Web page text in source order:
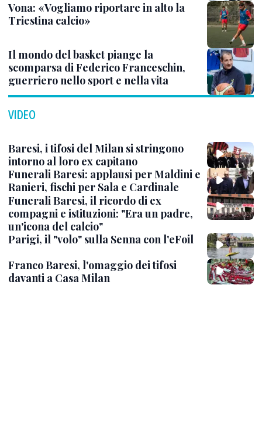
Vona: «Vogliamo riportare in alto la
Triestina calcio»
Il mondo del basket piange la
scomparsa di Federico Franceschin,
guerriero nello sport e nella vita
VIDEO
Baresi, i tifosi del Milan si stringono
intorno al loro ex capitano
Funerali Baresi: applausi per Maldini e
Ranieri, fischi per Sala e Cardinale
Funerali Baresi, il ricordo di ex
compagni e istituzioni: "Era un padre,
un'icona del calcio"
Parigi, il "volo" sulla Senna con l'eFoil
Franco Baresi, l'omaggio dei tifosi
davanti a Casa Milan